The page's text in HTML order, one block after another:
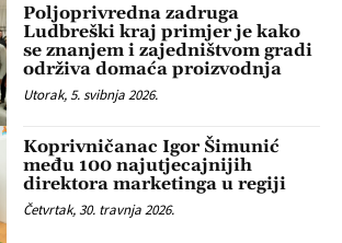
Poljoprivredna zadruga
Ludbreški kraj primjer je kako
se znanjem i zajedništvom gradi
održiva domaća proizvodnja
Utorak, 5. svibnja 2026.
Koprivničanac Igor Šimunić
među 100 najutjecajnijih
direktora marketinga u regiji
Četvrtak, 30. travnja 2026.